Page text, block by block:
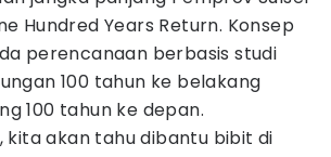
Hundred Years Return. Konsep
perencanaan berbasis studi
100 tahun ke belakang
100 tahun ke depan.
kita akan tahu dibantu bibit di